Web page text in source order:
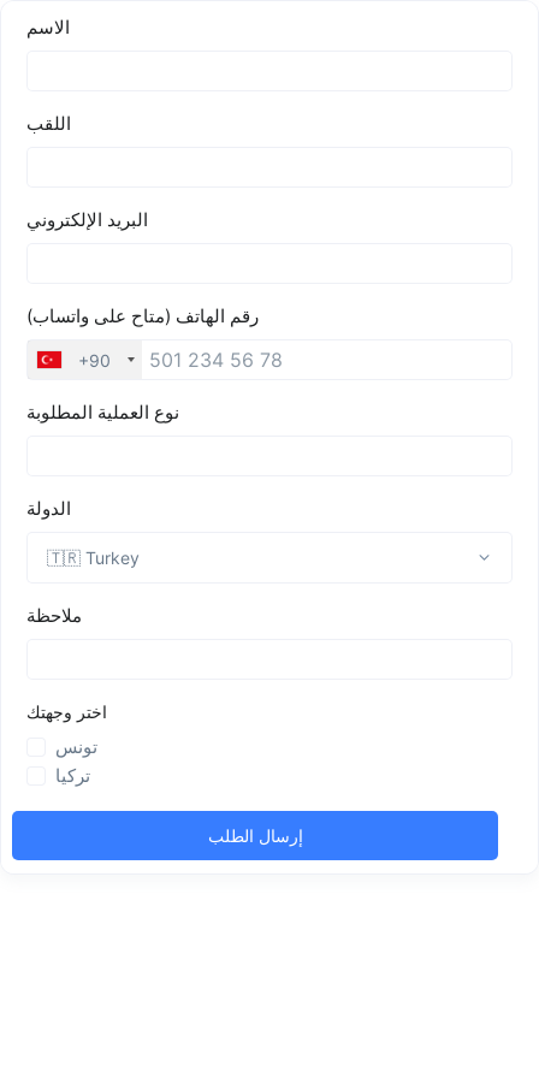
الاسم
اللقب
البريد الإلكتروني
رقم الهاتف (متاح على واتساب)
+90
نوع العملية المطلوبة
الدولة
ملاحظة
اختر وجهتك
تونس
تركيا
إرسال الطلب